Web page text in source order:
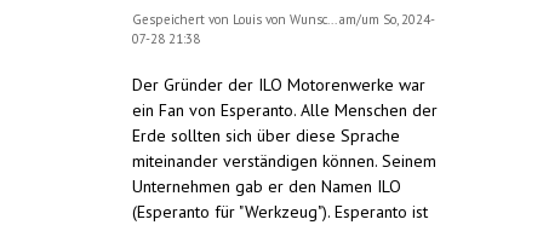
Gespeichert von Louis von Wunsc...am/um So, 2024-
07-28 21:38
Der Gründer der ILO Motorenwerke war
ein Fan von Esperanto. Alle Menschen der
Erde sollten sich über diese Sprache
miteinander verständigen können. Seinem
Unternehmen gab er den Namen ILO
(Esperanto für "Werkzeug"). Esperanto ist